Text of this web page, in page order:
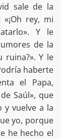
sale de la
rey, mi
Y le
de la
ruina?». Y le
haberte
el Papa,
Saúl», que
y vuelve a la
yo, porque
he hecho el